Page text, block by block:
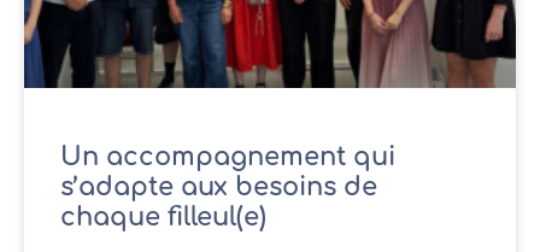
Un accompagnement qui
s’adapte aux besoins de
chaque filleul(e)